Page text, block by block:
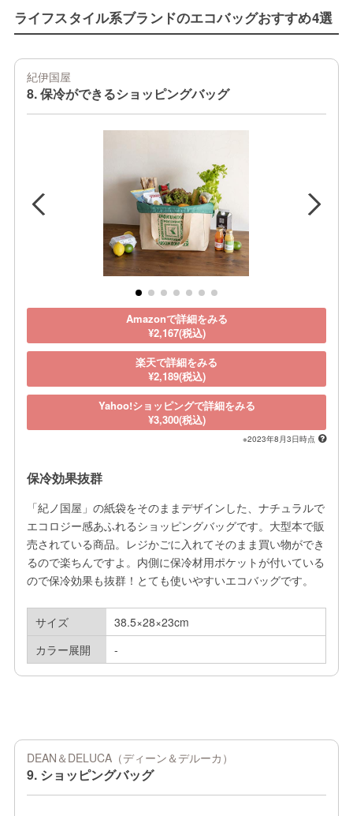
ライフスタイル系ブランドのエコバッグおすすめ4選
紀伊国屋
8. 保冷ができるショッピングバッグ
Amazonで詳細をみる
¥2,167(税込)
楽天で詳細をみる
¥2,189(税込)
Yahoo!ショッピングで詳細をみる
¥3,300(税込)
※2023年8月3日時点
保冷効果抜群
「紀ノ国屋」の紙袋をそのままデザインした、ナチュラルで
エコロジー感あふれるショッピングバッグです。大型本で販
売されている商品。レジかごに入れてそのまま買い物ができ
るので楽ちんですよ。内側に保冷材用ポケットが付いている
ので保冷効果も抜群！とても使いやすいエコバッグです。
サイズ
38.5×28×23cm
カラー展開
-
DEAN＆DELUCA（ディーン＆デルーカ）
9. ショッピングバッグ